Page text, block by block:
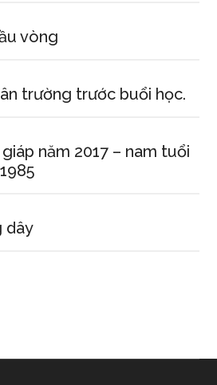
vòng
trường trước buổi học.
năm 2017 – nam tuổi
dây